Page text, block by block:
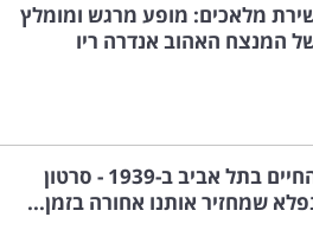
מלאכים: מופע מרגש ומומלץ
המנצח האהוב אנדרה ריו
החיים בתל אביב ב-1939 - סרטון
שמחזיר אותנו אחורה בזמן...